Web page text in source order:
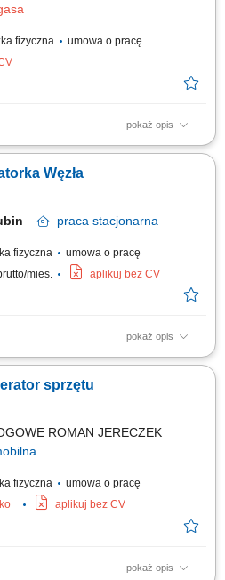
fizyczna
umowa o pracę
pokaż opis
powyżej 10 ton, wykonywanie prac
kontrola stanu technicznego
usterek, dbanie o powierzony sprzęt
Węzła
praca stacjonarna
fizyczna
umowa o pracę
mies. aplikuj bez CV
pokaż opis
produkcji mieszanki betonowej.
i bieżąca kontrola urządzeń
przygotowanej mieszanki
sprzętu
ROMAN JERECZEK
fizyczna
umowa o pracę
aplikuj bez CV
pokaż opis